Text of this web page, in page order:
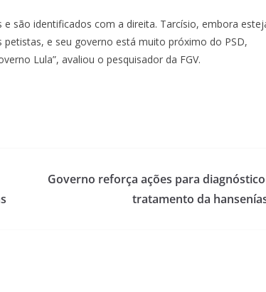
são identificados com a direita. Tarcísio, embora
e seu governo está muito próximo do PSD,
Lula”, avaliou o pesquisador da FGV.
Governo reforça ações para
tratamento da